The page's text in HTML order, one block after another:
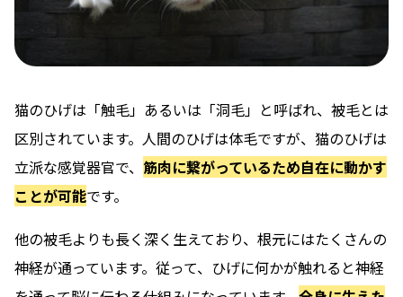
猫のひげは「触毛」あるいは「洞毛」と呼ばれ、被毛とは
区別されています。人間のひげは体毛ですが、猫のひげは
立派な感覚器官で、 筋肉に繋がっているため自在に動かす
ことが可能です。
他の被毛よりも長く深く生えており、根元にはたくさんの
神経が通っています。従って、ひげに何かが触れると神経